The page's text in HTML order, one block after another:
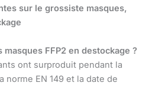
sur le grossiste masques,
masques FFP2 en destockage ?
ont surproduit pendant la
norme EN 149 et la date de